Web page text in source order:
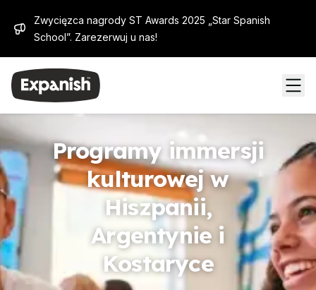
Zwycięzca nagrody ST Awards 2025 „Star Spanish
School”. Zarezerwuj u nas!
Programy immersji
kulturowej w
Hiszpanii,
Argentynie i
Kostaryce